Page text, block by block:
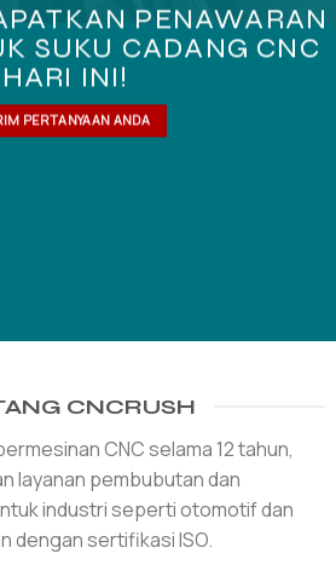
PENAWARAN
SUKU CADANG CNC
HARI INI!
PERTANYAAN ANDA
CNCRUSH
CNC selama 12 tahun,
layanan pembubutan dan
industri seperti otomotif dan
dengan sertifikasi ISO.